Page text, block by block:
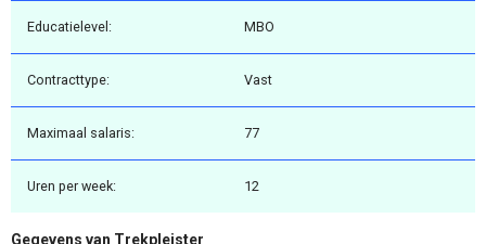
Educatielevel: MBO
Contracttype: Vast
Maximaal salaris: 77
Uren per week: 12
Gegevens van Trekpleister